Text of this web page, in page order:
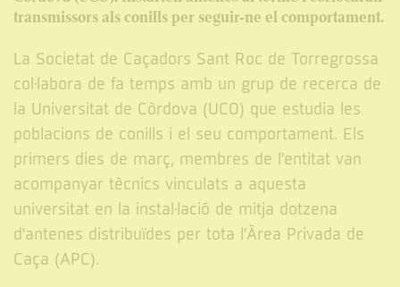
transmissors als conills per seguir-ne el comportament.
La Societat de Caçadors Sant Roc de Torregrossa
col·labora de fa temps amb un grup de recerca de
la Universitat de Còrdova (UCO) que estudia les
poblacions de conills i el seu comportament. Els
primers dies de març, membres de l'entitat van
acompanyar tècnics vinculats a aquesta
universitat en la instal·lació de mitja dotzena
d'antenes distribuïdes per tota l'Àrea Privada de
Caça (APC).